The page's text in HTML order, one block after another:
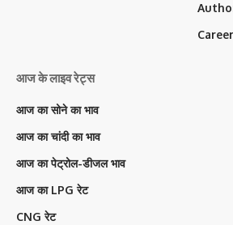
Career
आज के लाइव रेट्स
आज का सोने का भाव
आज का चांदी का भाव
आज का पेट्रोल-डीजल भाव
आज का LPG रेट
CNG रेट